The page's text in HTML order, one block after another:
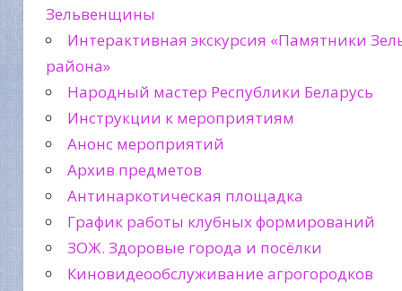
Зельвенщины
Интерактивная экскурсия «Памятники
района»
Народный мастер Республики Беларусь
Инструкции к мероприятиям
Анонс мероприятий
Архив предметов
Антинаркотическая площадка
График работы клубных формирований
ЗОЖ. Здоровые города и посёлки
Киновидеообслуживание агрогородков